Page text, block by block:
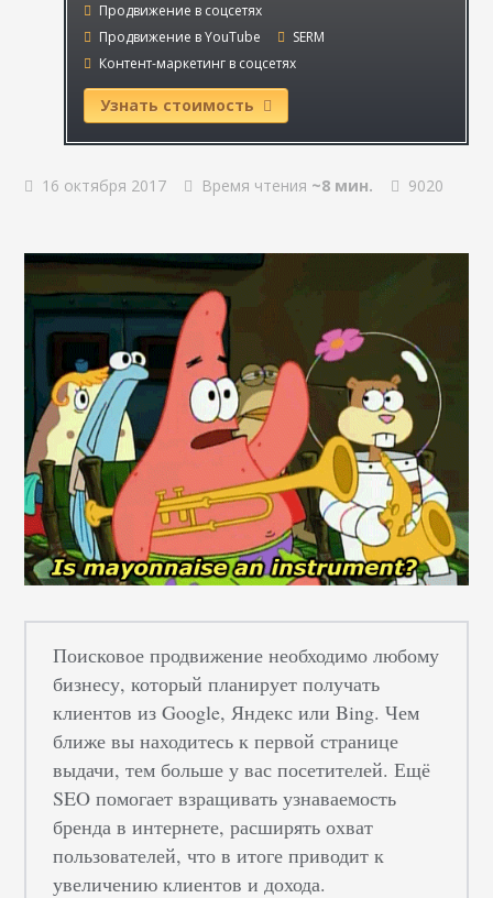
Продвижение в соцсетях
Продвижение в YouTube
SERM
Контент-маркетинг в соцсетях
Узнать стоимость
16 октября 2017 Время чтения ~8 мин. 9020
Поисковое продвижение необходимо любому
бизнесу, который планирует получать
клиентов из Google, Яндекс или Bing. Чем
ближе вы находитесь к первой странице
выдачи, тем больше у вас посетителей. Ещё
SEO помогает взращивать узнаваемость
бренда в интернете, расширять охват
пользователей, что в итоге приводит к
увеличению клиентов и дохода.